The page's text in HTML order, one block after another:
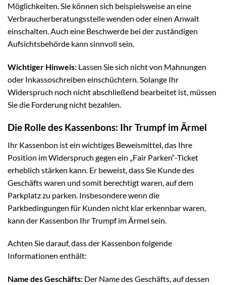
Möglichkeiten. Sie können sich beispielsweise an eine
Verbraucherberatungsstelle wenden oder einen Anwalt
einschalten. Auch eine Beschwerde bei der zuständigen
Aufsichtsbehörde kann sinnvoll sein.
Wichtiger Hinweis: Lassen Sie sich nicht von Mahnungen
oder Inkassoschreiben einschüchtern. Solange Ihr
Widerspruch noch nicht abschließend bearbeitet ist, müssen
Sie die Forderung nicht bezahlen.
Die Rolle des Kassenbons: Ihr Trumpf im Ärmel
Ihr Kassenbon ist ein wichtiges Beweismittel, das Ihre
Position im Widerspruch gegen ein „Fair Parken“-Ticket
erheblich stärken kann. Er beweist, dass Sie Kunde des
Geschäfts waren und somit berechtigt waren, auf dem
Parkplatz zu parken. Insbesondere wenn die
Parkbedingungen für Kunden nicht klar erkennbar waren,
kann der Kassenbon Ihr Trumpf im Ärmel sein.
Achten Sie darauf, dass der Kassenbon folgende
Informationen enthält:
Name des Geschäfts: Der Name des Geschäfts, auf dessen